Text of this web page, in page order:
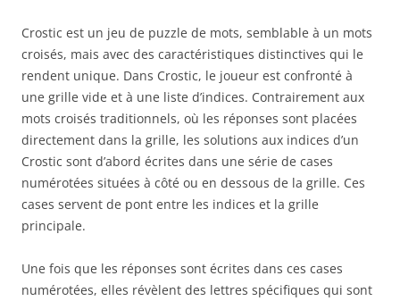
Crostic est un jeu de puzzle de mots, semblable à un mots
croisés, mais avec des caractéristiques distinctives qui le
rendent unique. Dans Crostic, le joueur est confronté à
une grille vide et à une liste d’indices. Contrairement aux
mots croisés traditionnels, où les réponses sont placées
directement dans la grille, les solutions aux indices d’un
Crostic sont d’abord écrites dans une série de cases
numérotées situées à côté ou en dessous de la grille. Ces
cases servent de pont entre les indices et la grille
principale.
Une fois que les réponses sont écrites dans ces cases
numérotées, elles révèlent des lettres spécifiques qui sont